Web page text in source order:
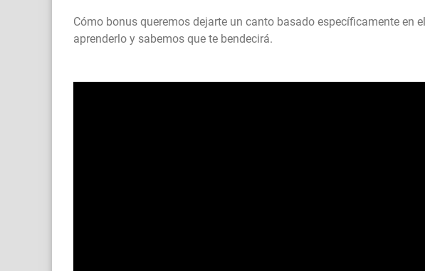
Cómo bonus queremos dejarte un canto basado específicamente en
aprenderlo y sabemos que te bendecirá.